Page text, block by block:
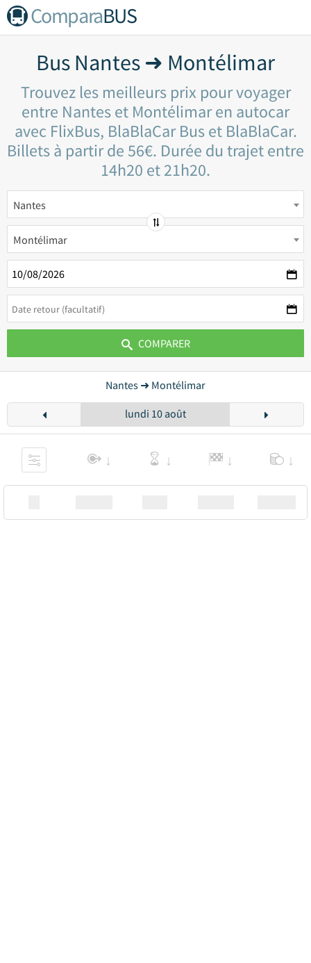
ComparaBUS
Bus Nantes ➜ Montélimar
Trouvez les meilleurs prix pour voyager
entre Nantes et Montélimar en autocar
avec FlixBus, BlaBlaCar Bus et BlaBlaCar.
Billets à partir de 56€. Durée du trajet entre
14h20 et 21h20.
Nantes
Montélimar
COMPARER
Nantes ➜ Montélimar
lundi 10 août